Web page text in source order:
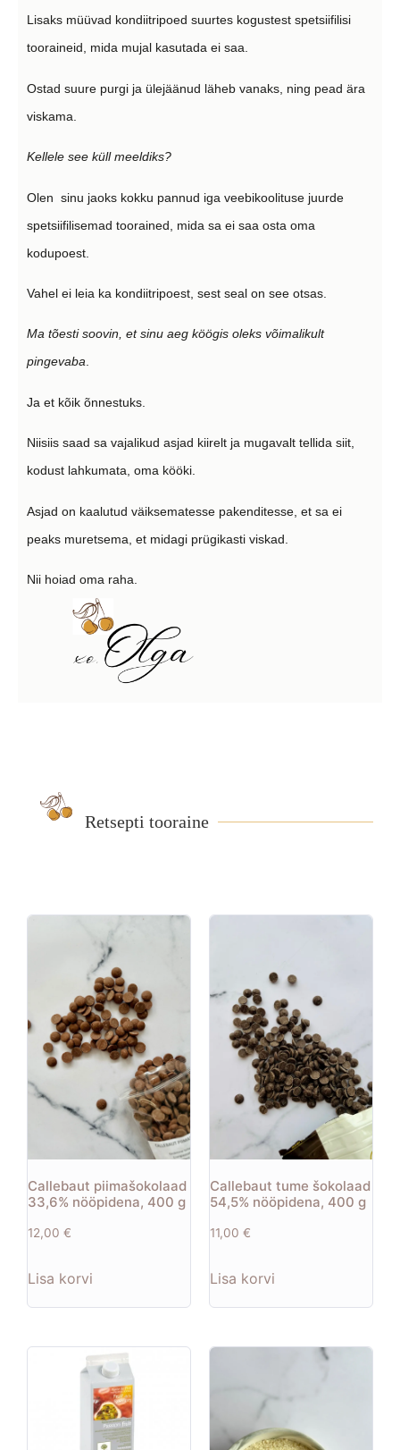
Lisaks müüvad kondiitripoed suurtes kogustest spetsiifilisi
tooraineid, mida mujal kasutada ei saa.
Ostad suure purgi ja ülejäänud läheb vanaks, ning pead ära
viskama.
Kellele see küll meeldiks?
Olen sinu jaoks kokku pannud iga veebikoolituse juurde
spetsiifilisemad toorained, mida sa ei saa osta oma
kodupoest.
Vahel ei leia ka kondiitripoest, sest seal on see otsas.
Ma tõesti soovin, et sinu aeg köögis oleks võimalikult
pingevaba.
Ja et kõik õnnestuks.
Niisiis saad sa vajalikud asjad kiirelt ja mugavalt tellida siit,
kodust lahkumata, oma kööki.
Asjad on kaalutud väiksematesse pakenditesse, et sa ei
peaks muretsema, et midagi prügikasti viskad.
Nii hoiad oma raha.
Retsepti tooraine
Callebaut piimašokolaad
33,6% nööpidena, 400 g
12,00 €
Lisa korvi
Callebaut tume šokolaad
54,5% nööpidena, 400 g
11,00 €
Lisa korvi